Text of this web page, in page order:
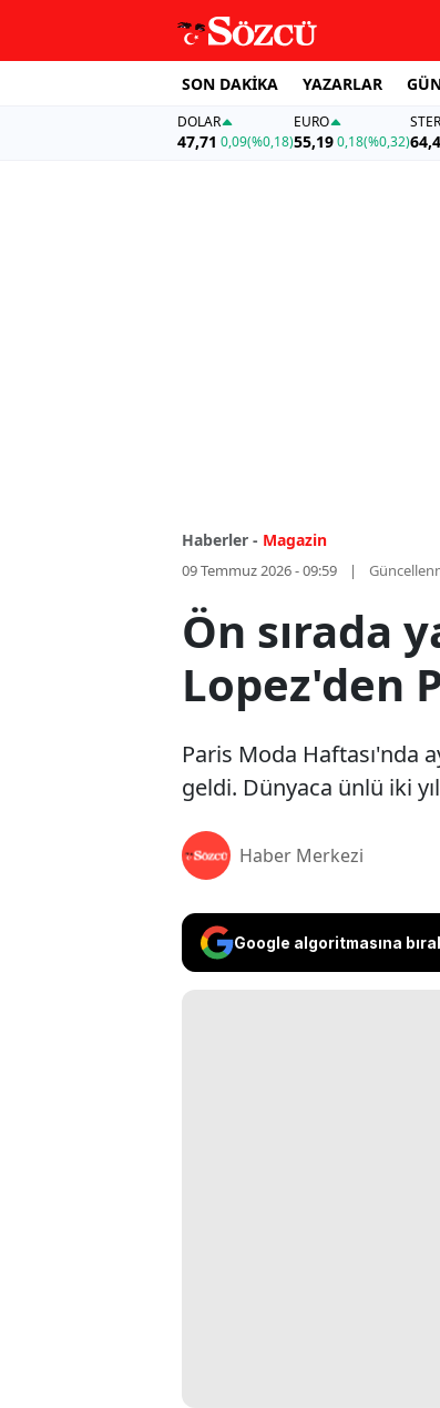
SON DAKİKA YAZARLAR
DOLAR
47,71 0,09(%0,18)
EURO
55,19 0,18(%0,32)
Haberler - Magazin
09 Temmuz 2026 - 09:59
Ön sırada
Lopez'den
Paris Moda Haftası'nda
geldi. Dünyaca ünlü iki
Haber Merkezi
Google algoritmasına